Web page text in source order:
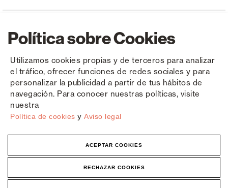
Política sobre Cookies
Utilizamos cookies propias y de terceros para analizar
el tráfico, ofrecer funciones de redes sociales y para
personalizar la publicidad a partir de tus hábitos de
navegación. Para conocer nuestras políticas, visite
nuestra
Política de cookies y Aviso legal
ACEPTAR COOKIES
RECHAZAR COOKIES
Copyright © Saxun 2023 - 2026 politica sulla riservatezza Avviso legale Cookies